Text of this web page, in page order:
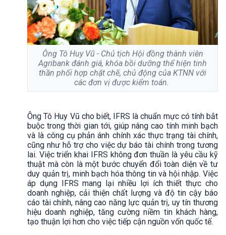
Ông Tô Huy Vũ - Chủ tịch Hội đồng thành viên
Agribank đánh giá, khóa bồi dưỡng thể hiện tinh
thần phối hợp chặt chẽ, chủ động của KTNN với
các đơn vị được kiểm toán.
Ông Tô Huy Vũ cho biết, IFRS là chuẩn mực có tính bắt
buộc trong thời gian tới, giúp nâng cao tính minh bạch
và là công cụ phản ánh chính xác thực trạng tài chính,
cũng như hỗ trợ cho việc dự báo tài chính trong tương
lai. Việc triển khai IFRS không đơn thuần là yêu cầu kỹ
thuật mà còn là một bước chuyển đổi toàn diện về tư
duy quản trị, minh bạch hóa thông tin và hội nhập. Việc
áp dụng IFRS mang lại nhiều lợi ích thiết thực cho
doanh nghiệp, cải thiện chất lượng và độ tin cậy báo
cáo tài chính, nâng cao năng lực quản trị, uy tín thương
hiệu doanh nghiệp, tăng cường niềm tin khách hàng,
tạo thuận lợi hơn cho việc tiếp cận nguồn vốn quốc tế.